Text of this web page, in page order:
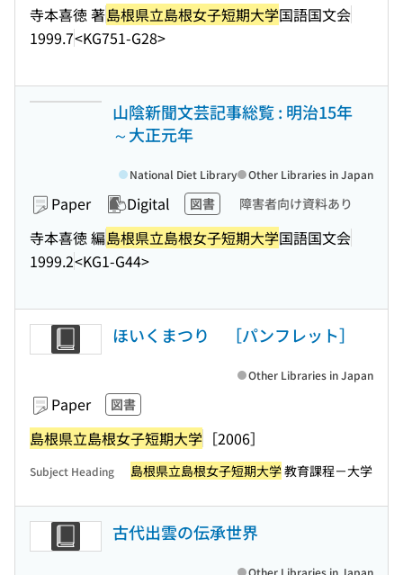
寺本喜徳 著島根県立島根女子短期大学国語国文会
1999.7<KG751-G28>
山陰新聞文芸記事総覧 : 明治15年
～大正元年
Paper Digital 図書 障害者向け資料あり
寺本喜徳 編島根県立島根女子短期大学国語国文会
1999.2<KG1-G44>
National Diet Library Other Libraries in Japan
ほいくまつり ［パンフレット］
Paper 図書
島根県立島根女子短期大学 ［2006］
Other Libraries in Japan
Subject Heading 島根県立島根女子短期大学教育課程－大学
古代出雲の伝承世界
Other Libraries in Japan